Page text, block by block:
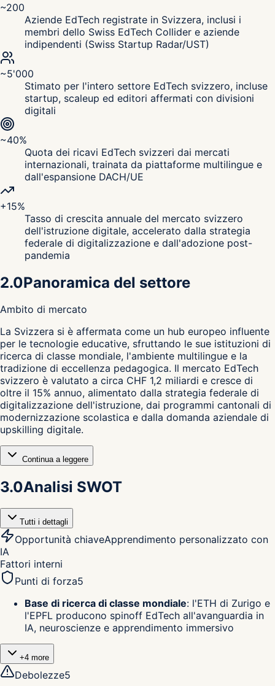
~200
Aziende EdTech registrate in Svizzera, inclusi i
membri dello Swiss EdTech Collider e aziende
indipendenti (Swiss Startup Radar/UST)
~5'000
Stimato per l'intero settore EdTech svizzero, incluse
startup, scaleup ed editori affermati con divisioni
digitali
~40%
Quota dei ricavi EdTech svizzeri dai mercati
internazionali, trainata da piattaforme multilingue e
dall'espansione DACH/UE
+15%
Tasso di crescita annuale del mercato svizzero
dell'istruzione digitale, accelerato dalla strategia
federale di digitalizzazione e dall'adozione post-
pandemia
2.0Panoramica del settore
Ambito di mercato
La Svizzera si è affermata come un hub europeo influente
per le tecnologie educative, sfruttando le sue istituzioni di
ricerca di classe mondiale, l'ambiente multilingue e la
tradizione di eccellenza pedagogica. Il mercato EdTech
svizzero è valutato a circa CHF 1,2 miliardi e cresce di
oltre il 15% annuo, alimentato dalla strategia federale di
digitalizzazione dell'istruzione, dai programmi cantonali di
modernizzazione scolastica e dalla domanda aziendale di
upskilling digitale.
Continua a leggere
3.0Analisi SWOT
Tutti i dettagli
Opportunità chiaveApprendimento personalizzato con
IA
Fattori interni
Punti di forza5
Base di ricerca di classe mondiale: l'ETH di Zurigo e
l'EPFL producono spinoff EdTech all'avanguardia in
IA, neuroscienze e apprendimento immersivo
+4 more
Debolezze5